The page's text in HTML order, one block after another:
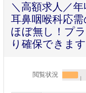
＼高額求人／
耳鼻咽喉科応
ほぼ無し！プ
り確保できます
閲覧状況